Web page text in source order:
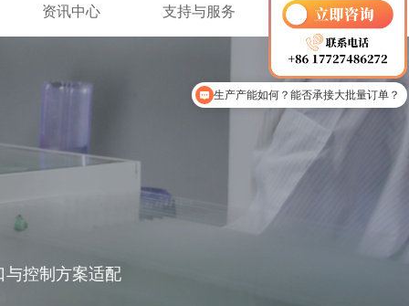
资讯中心 支持与服务 联系我们
与控制方案适配
生产产能如何？能否承接大批量订单？